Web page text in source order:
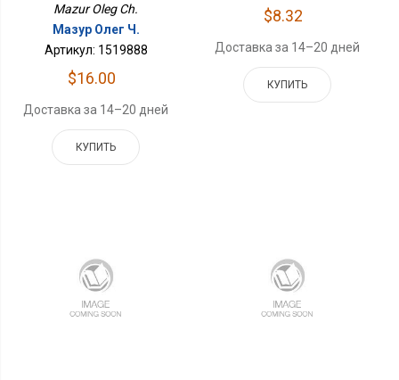
Mazur Oleg Ch.
Мазур Олег Ч.
Артикул: 1519888
$16.00
Доставка за 14–20 дней
КУПИТЬ
$8.32
Доставка за 14–20 дней
КУПИТЬ